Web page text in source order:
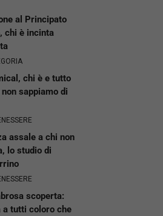
al Principato
chi è incinta
chi è e tutto
sappiamo di
assale a chi non
lo studio di
scoperta:
a tutti coloro che